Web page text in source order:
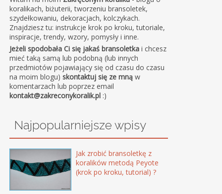
koralikach, biżuterii, tworzeniu bransoletek,
szydełkowaniu, dekoracjach, kolczykach.
Znajdziesz tu: instrukcje krok po kroku, tutoriale,
inspiracje, trendy, wzory, pomysły i inne.
Jeżeli spodobała Ci się jakaś bransoletka i chcesz
mieć taką samą lub podobną (lub innych
przedmiotów pojawiający się od czasu do czasu
na moim blogu)skontaktuj się ze mną w
komentarzach lub poprzez email
kontakt@zakreconykoralik.pl :)
Najpopularniejsze wpisy
Jak zrobić bransoletkę z
koralików metodą Peyote
(krok po kroku, tutorial) ?